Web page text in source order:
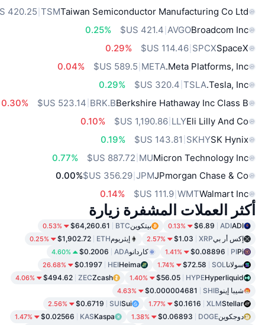
Taiwan Semiconductor Manufacturing Co Ltd
TSM
Broadcom Inc
AVGO
0.25%
SpaceX
SPCX
‏114.46 US$
0.29%
Meta Platforms, Inc.
META
0.04%
Tesla, Inc.
TSLA
0.29%
Berkshire Hathaway Inc Class B
BRK.B
0.30%
Eli Lilly And Co
LLY
‏‏1,190.86 US$
0.10%
SK Hynix
SKHY
0.19%
Micron Technology Inc
MU
0.77%
JPmorgan Chase & Co
JPM
‏356.29 US$
0.00%
Walmart Inc
WMT
‏111.9 US$
0.14%
أكثر العملات المشفرة زيارة
ADI
ADI
$6.89
0.13% بيتكوينBTC
$64,260.61
0.53%
إكس أر بيXRP
$1.03
2.57% إيثريومETH
$1,902.72
0.25%
Pi
PI
$0.08896
1.41% كاردانوADA
$0.2006
4.60%
سولاناSOL
$72.58
1.74%
Heima
HEI
$0.1997
26.68%
Hyperliquid
HYPE
$56.05
1.40%
Zcash
ZEC
$494.62
4.06%
شيبا إينوSHIB
$0.000004681
4.63%
Stellar
XLM
$0.1616
1.77%
Sui
SUI
$0.6719
2.56%
دوجكوينDOGE
$0.06893
1.38%
Kaspa
KAS
$0.02566
1.47%